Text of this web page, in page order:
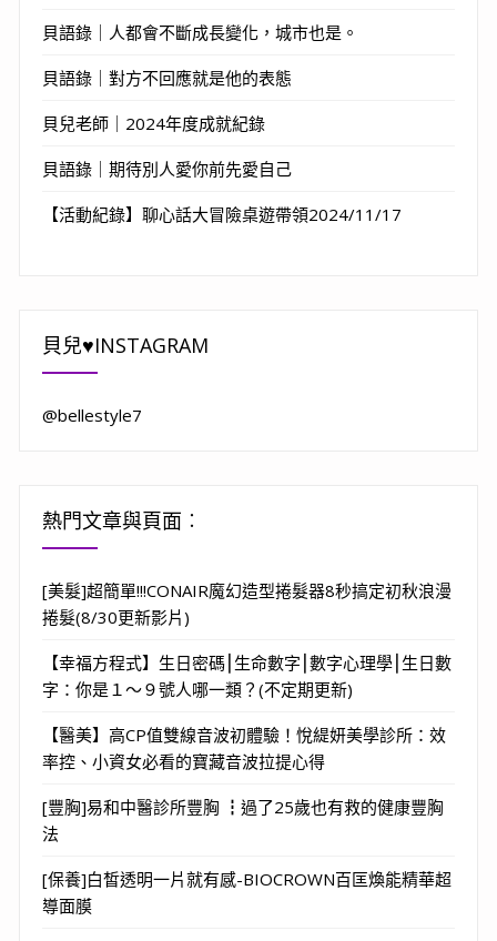
貝語錄｜人都會不斷成長變化，城市也是。
貝語錄｜對方不回應就是他的表態
貝兒老師｜2024年度成就紀錄
貝語錄｜期待別人愛你前先愛自己
【活動紀錄】聊心話大冒險桌遊帶領2024/11/17
貝兒♥INSTAGRAM
@bellestyle7
熱門文章與頁面︰
[美髮]超簡單!!!CONAIR魔幻造型捲髮器8秒搞定初秋浪漫
捲髮(8/30更新影片)
【幸福方程式】生日密碼⎮生命數字⎮數字心理學⎮生日數
字：你是１～９號人哪一類？(不定期更新)
【醫美】高CP值雙線音波初體驗！悅緹妍美學診所：效
率控、小資女必看的寶藏音波拉提心得
[豐胸]易和中醫診所豐胸 ┇過了25歲也有救的健康豐胸
法
[保養]白皙透明一片就有感-BIOCROWN百匡煥能精華超
導面膜